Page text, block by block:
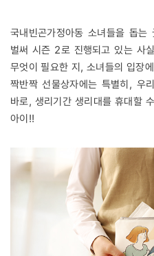
국내빈곤가정아동 소녀들을 돕는
벌써 시즌 2로 진행되고 있는 사
무엇이 필요한 지, 소녀들의 입장
짝반짝 선물상자에는 특별히, 우
바로, 생리기간 생리대를 휴대할
아이!!